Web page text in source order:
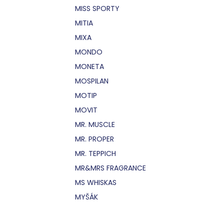
MISS SPORTY
MITIA
MIXA
MONDO
MONETA
MOSPILAN
MOTIP
MOVIT
MR. MUSCLE
MR. PROPER
MR. TEPPICH
MR&MRS FRAGRANCE
MS WHISKAS
MYŠÁK